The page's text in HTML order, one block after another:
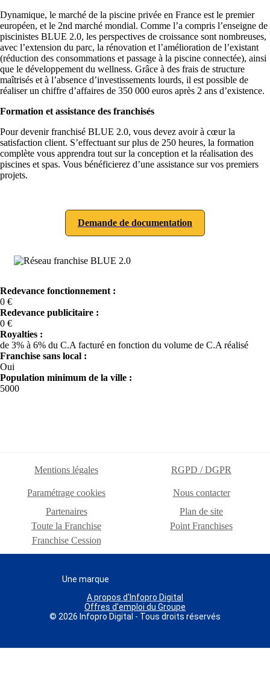
Dynamique, le marché de la piscine privée en France est le premier
européen, et le 2nd marché mondial. Comme l’a compris l’enseigne de
piscinistes BLUE 2.0, les perspectives de croissance sont nombreuses,
avec l’extension du parc, la rénovation et l’amélioration de l’existant
(réduction des consommations et passage à la piscine connectée), ainsi
que le développement du wellness. Grâce à des frais de structure
maîtrisés et à l’absence d’investissements lourds, il est possible de
réaliser un chiffre d’affaires de 350 000 euros après 2 ans d’existence.
Formation et assistance des franchisés
Pour devenir franchisé BLUE 2.0, vous devez avoir à cœur la
satisfaction client. S’effectuant sur plus de 250 heures, la formation
complète vous apprendra tout sur la conception et la réalisation des
piscines et spas. Vous bénéficierez d’une assistance sur vos premiers
projets.
Demande de documentation
Redevance fonctionnement :
0 €
Redevance publicitaire :
0 €
Royalties :
de 3% à 6% du C.A facturé en fonction du volume de C.A réalisé
Franchise sans local :
Oui
Population minimum de la ville :
5000
Mentions légales RGPD / DGPR
Paramétrage cookies
Nous contacter
Partenaires
Plan de site
Toute la Franchise
Point Franchises
Franchise Cession
Une marque
A propos d'Infopro Digital
Offres d'emploi du Groupe
© 2026 Infopro Digital - Tous droits réservés